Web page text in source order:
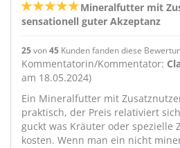
Mineralfutter mit
sensationell guter Akzeptanz
25von45 Kunden fanden diese
Kommentatorin/Kommentator:
am 18.05.2024)
Ein Mineralfutter mit
praktisch, der Preis relativiert
guckt was Kräuter oder spezielle
kosten. Wenn man ein nicht